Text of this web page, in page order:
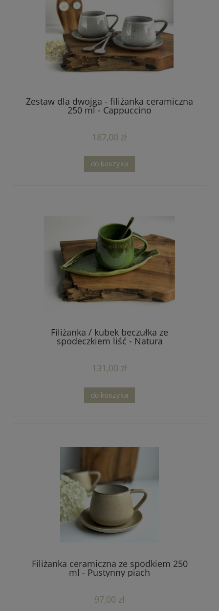
Zestaw dla dwojga - filiżanka ceramiczna
250 ml - Cappuccino
187,00 zł
do koszyka
Filiżanka / kubek beczułka ze
spodeczkiem liść - Natura
131,00 zł
do koszyka
Filiżanka ceramiczna ze spodkiem 250
ml - Pustynny piach
97,00 zł